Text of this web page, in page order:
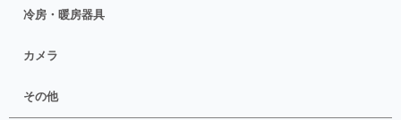
冷房・暖房器具
カメラ
その他